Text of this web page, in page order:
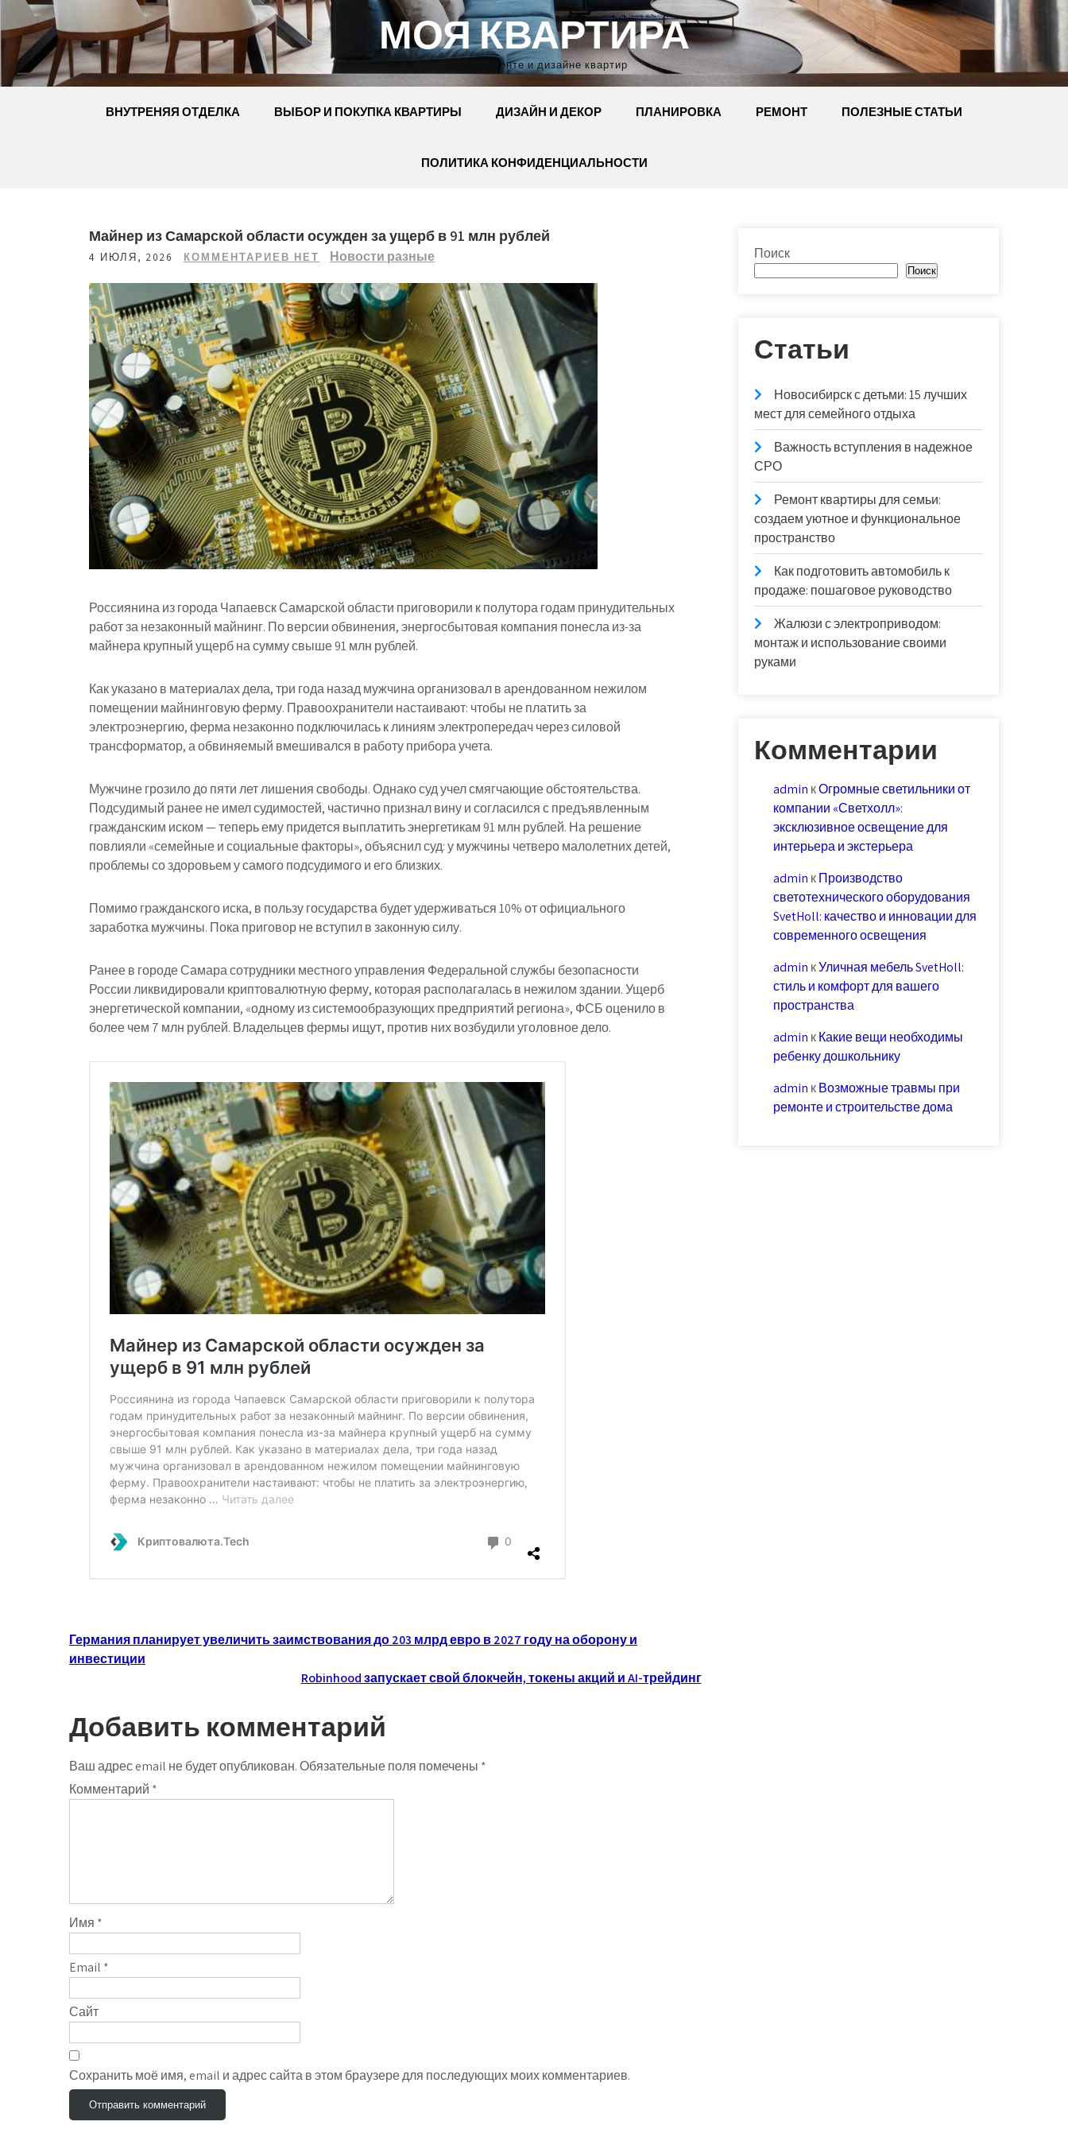
Перейти
к
содержимому
МОЯ КВАРТИРА
Сайт о ремонте и дизайне квартир
ВНУТРЕНЯЯ ОТДЕЛКА ВЫБОР И ПОКУПКА КВАРТИРЫ ДИЗАЙН И ДЕКОР ПЛАНИРОВКА РЕМОНТ ПОЛЕЗНЫЕ СТАТЬИ
ПОЛИТИКА КОНФИДЕНЦИАЛЬНОСТИ
Майнер из Самарской области осужден за ущерб в 91 млн рублей
4 ИЮЛЯ, 2026 КОММЕНТАРИЕВ НЕТ Новости разные
Россиянина из города Чапаевск Самарской области приговорили к полутора годам принудительных
работ за незаконный майнинг. По версии обвинения, энергосбытовая компания понесла из-за
майнера крупный ущерб на сумму свыше 91 млн рублей.
Как указано в материалах дела, три года назад мужчина организовал в арендованном нежилом
помещении майнинговую ферму. Правоохранители настаивают: чтобы не платить за
электроэнергию, ферма незаконно подключилась к линиям электропередач через силовой
трансформатор, а обвиняемый вмешивался в работу прибора учета.
Мужчине грозило до пяти лет лишения свободы. Однако суд учел смягчающие обстоятельства.
Подсудимый ранее не имел судимостей, частично признал вину и согласился с предъявленным
гражданским иском — теперь ему придется выплатить энергетикам 91 млн рублей. На решение
повлияли «семейные и социальные факторы», объяснил суд: у мужчины четверо малолетних детей,
проблемы со здоровьем у самого подсудимого и его близких.
Помимо гражданского иска, в пользу государства будет удерживаться 10% от официального
заработка мужчины. Пока приговор не вступил в законную силу.
Ранее в городе Самара сотрудники местного управления Федеральной службы безопасности
России ликвидировали криптовалютную ферму, которая располагалась в нежилом здании. Ущерб
энергетической компании, «одному из системообразующих предприятий региона», ФСБ оценило в
более чем 7 млн рублей. Владельцев фермы ищут, против них возбудили уголовное дело.
Навигация
по
Германия планирует увеличить заимствования до 203 млрд евро в 2027 году на оборону и
инвестиции
Robinhood запускает свой блокчейн, токены акций и AI-трейдинг
Добавить комментарий
Ваш адрес email не будет опубликован.Обязательные поля помечены *
Комментарий *
Имя *
Email *
Сайт
Сохранить моё имя, email и адрес сайта в этом браузере для последующих моих комментариев.
Поиск
Поиск
Статьи
Новосибирск с детьми: 15 лучших
мест для семейного отдыха
Важность вступления в надежное
СРО
Ремонт квартиры для семьи:
создаем уютное и функциональное
пространство
Как подготовить автомобиль к
продаже: пошаговое руководство
Жалюзи с электроприводом:
монтаж и использование своими
руками
Комментарии
admin кОгромные светильники от
компании «Светхолл»:
эксклюзивное освещение для
интерьера и экстерьера
admin кПроизводство
светотехнического оборудования
SvetHoll: качество и инновации для
современного освещения
admin кУличная мебель SvetHoll:
стиль и комфорт для вашего
пространства
admin кКакие вещи необходимы
ребенку дошкольнику
admin кВозможные травмы при
ремонте и строительстве дома